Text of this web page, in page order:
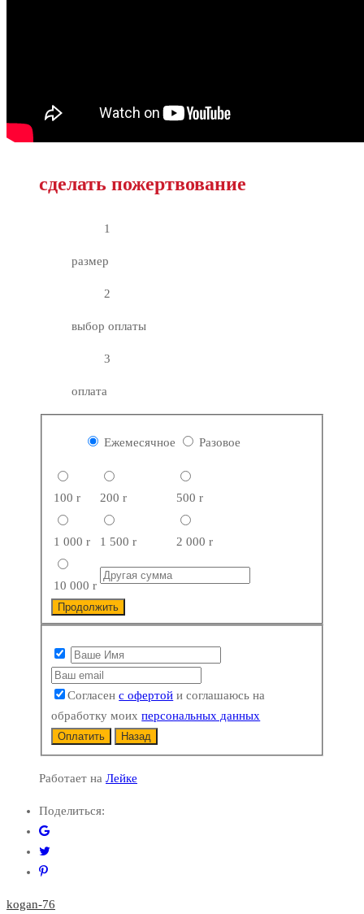
сделать пожертвование
1
размер
2
выбор оплаты
3
оплата
Ежемесячное Разовое
100r 200r 500r
1 000r 1 500r 2 000r
10 000r
Продолжить
Согласенс офертой и соглашаюсь на
обработку моихперсональных данных
Оплатить Назад
Работает на Лейке
Поделиться:
kogan-76